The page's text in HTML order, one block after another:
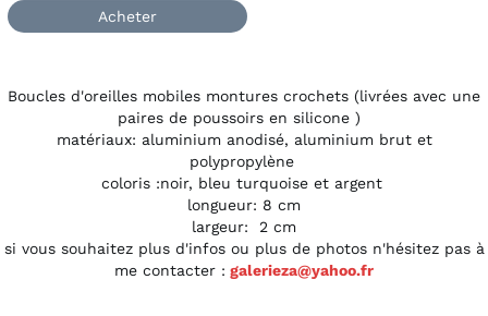
Acheter
Boucles d'oreilles mobiles montures crochets (livrées avec une
paires de poussoirs en silicone )
matériaux: aluminium anodisé, aluminium brut et
polypropylène
coloris :noir, bleu turquoise et argent
longueur: 8 cm
largeur: 2 cm
si vous souhaitez plus d'infos ou plus de photos n'hésitez pas à
me contacter : galerieza@yahoo.fr